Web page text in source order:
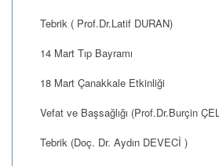
Tebrik ( Prof.Dr.Latif DURAN)
14 Mart Tıp Bayramı
18 Mart Çanakkale Etkinliği
Vefat ve Başsağlığı (Prof.Dr.Burçin
Tebrik (Doç. Dr. Aydın DEVECİ )